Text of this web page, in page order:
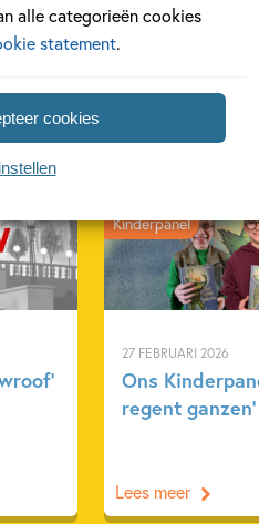
alle categorieën cookies
statement.
cookies
artikelen
27 FEBRUARI 2026
Ons
regent ganzen’
Kinderpanel
Lees meer